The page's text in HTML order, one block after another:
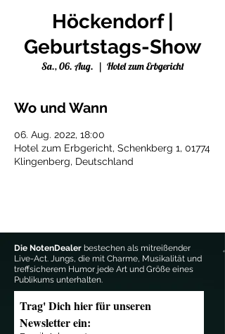
Höckendorf |
Geburtstags-Show
Sa., 06. Aug.
  |
Hotel zum Erbgericht
Wo und Wann
06. Aug. 2022, 18:00
Hotel zum Erbgericht, Schenkberg 1, 01774
Klingenberg, Deutschland
Die NotenDealer bestechen als mitreißender
Live-Act. Jungs, die mit Charme, Musikalität und
treffsicherem Humor jede Art und Größe eines
Publikums unterhalten.
Trag' Dich hier für unseren
Newsletter ein: